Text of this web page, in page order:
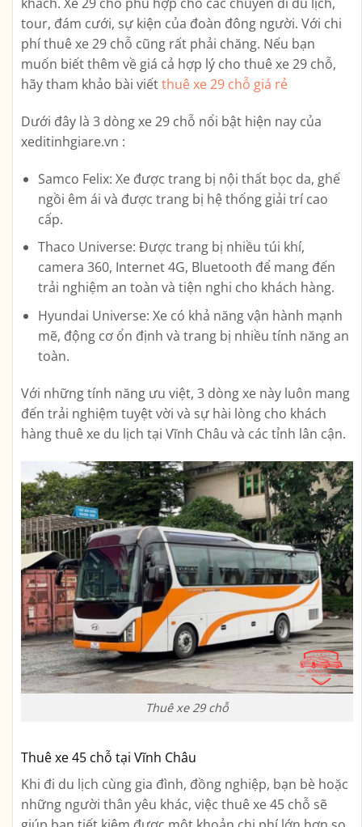
tour, đám cưới, sự kiện của đoàn đông người. Với chi
phí thuê xe 29 chỗ cũng rất phải chăng. Nếu bạn
muốn biết thêm về giá cả hợp lý cho thuê xe 29 chỗ,
hãy tham khảo bài viếtthuê xe 29 chỗ giá rẻ
Dưới đây là 3 dòng xe 29 chỗ nổi bật hiện nay của
xeditinhgiare.vn :
Samco Felix: Xe được trang bị nội thất bọc da, ghế
ngồi êm ái và được trang bị hệ thống giải trí cao
cấp.
Thaco Universe: Được trang bị nhiều túi khí,
camera 360, Internet 4G, Bluetooth để mang đến
trải nghiệm an toàn và tiện nghi cho khách hàng.
Hyundai Universe: Xe có khả năng vận hành mạnh
mẽ, động cơ ổn định và trang bị nhiều tính năng an
toàn.
Với những tính năng ưu việt, 3 dòng xe này luôn mang
đến trải nghiệm tuyệt vời và sự hài lòng cho khách
hàng thuê xe du lịch tại Vĩnh Châu và các tỉnh lân cận.
Thuê xe 29 chỗ
Thuê xe 45 chỗ tại Vĩnh Châu
Khi đi du lịch cùng gia đình, đồng nghiệp, bạn bè hoặc
những người thân yêu khác, việc thuê xe 45 chỗ sẽ